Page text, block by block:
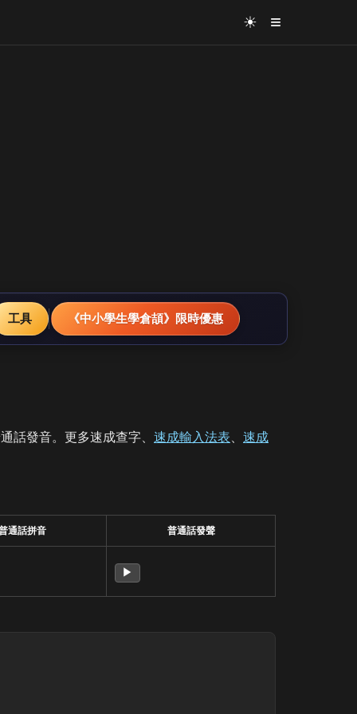
☀ ≡
工具 《中小學生學倉頡》限時優惠
話發音。更多速成查字、 速成輸入法表、 速成
通話拼音 普通話發聲
▶